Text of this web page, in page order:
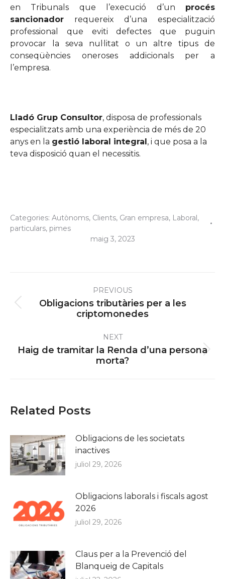
en Tribunals que l’execució d’un procés
sancionador requereix d’una especialització
professional que eviti defectes que puguin
provocar la seva nul·litat o un altre tipus de
conseqüències oneroses addicionals per a
l’empresa.
Lladó Grup Consultor, disposa de professionals
especialitzats amb una experiència de més de 20
anys en la gestió laboral integral , i que posa a la
teva disposició quan el necessitis.
Categories: Autònoms, Clients, Gran empresa, Laboral ,
particulars, pimes
maig 3, 2023
navigationPREVIOUS
Previous
post:
Obligacions tributàries per a les
criptomonedes
NEXT
Next
post:
Haig de tramitar la Renda d’una persona
morta?
Related Posts
Obligacions de les societats
inactives
juliol 29, 2026
Obligacions laborals i fiscals agost
2026
juliol 29, 2026
Claus per a la Prevenció del
Blanqueig de Capitals